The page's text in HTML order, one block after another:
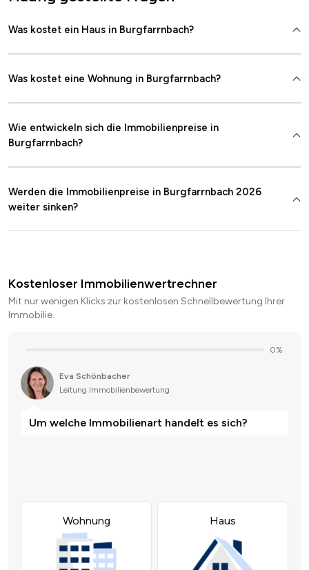
Was kostet ein Haus in Burgfarrnbach?
Was kostet eine Wohnung in Burgfarrnbach?
Wie entwickeln sich die Immobilienpreise in
Burgfarrnbach?
Werden die Immobilienpreise in Burgfarrnbach 2026
weiter sinken?
Kostenloser Immobilienwertrechner
Mit nur wenigen Klicks zur kostenlosen Schnellbewertung Ihrer
Immobilie.